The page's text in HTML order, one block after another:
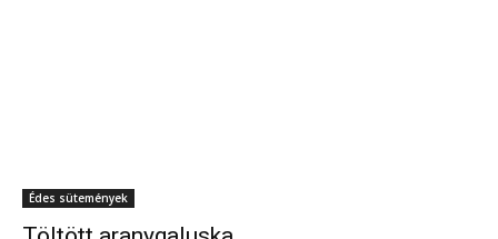
Édes sütemények